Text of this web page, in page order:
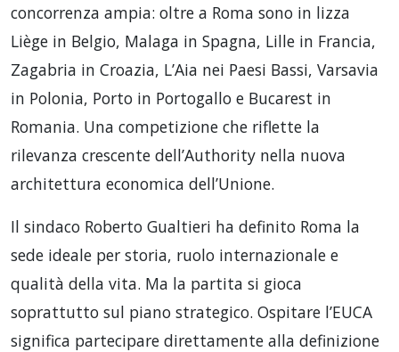
concorrenza ampia: oltre a Roma sono in lizza
Liège in Belgio, Malaga in Spagna, Lille in Francia,
Zagabria in Croazia, L’Aia nei Paesi Bassi, Varsavia
in Polonia, Porto in Portogallo e Bucarest in
Romania. Una competizione che riflette la
rilevanza crescente dell’Authority nella nuova
architettura economica dell’Unione.
Il sindaco Roberto Gualtieri ha definito Roma la
sede ideale per storia, ruolo internazionale e
qualità della vita. Ma la partita si gioca
soprattutto sul piano strategico. Ospitare l’EUCA
significa partecipare direttamente alla definizione